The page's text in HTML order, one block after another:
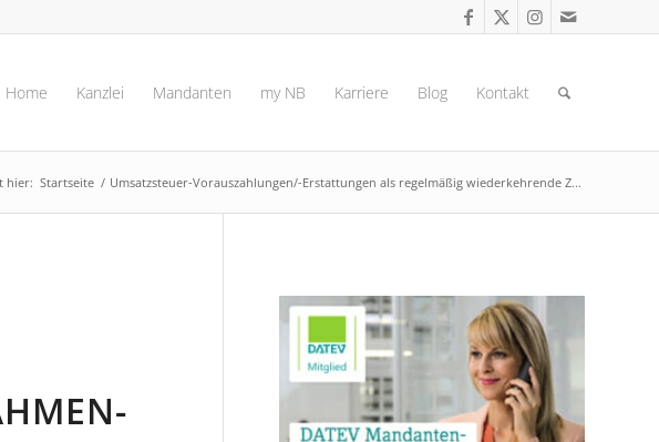
Home Kanzlei Mandanten my NB Karriere Blog Kontakt
hier: Startseite / Umsatzsteuer-Vorauszahlungen/-Erstattungen als regelmäßig wiederkehrende Z...
Ü